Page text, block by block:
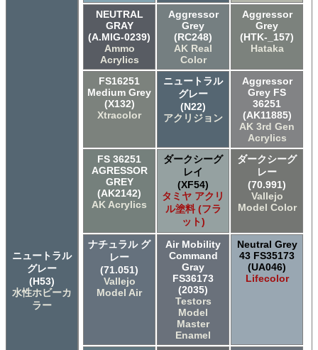
ニュートラル
グレー
(H53)
水性ホビーカ
ラー
NEUTRAL
GRAY
(A.MIG-0239)
Ammo
Acrylics
Aggressor
Grey
(RC248)
AK Real
Color
Aggressor
Grey
(HTK-_157)
Hataka
FS16251
Medium Grey
(X132)
Xtracolor
ニュートラル
グレー
(N22)
アクリジョン
Aggressor
Grey FS
36251
(AK11885)
AK 3rd Gen
Acrylics
FS 36251
AGRESSOR
GREY
(AK2142)
AK Acrylics
ダークシーグ
レイ
(XF54)
タミヤ アクリ
ル塗料 (フラ
ット)
ダークシーグ
レー
(70.991)
Vallejo
Model Color
ナチュラル グ
レー
(71.051)
Vallejo
Model Air
Air Mobility
Command
Gray
FS36173
(2035)
Testors
Model
Master
Enamel
Neutral Grey
43 FS35173
(UA046)
Lifecolor